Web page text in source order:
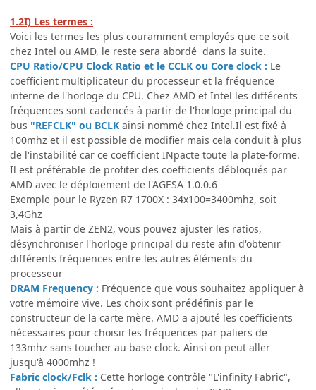
1.2I) Les termes :
Voici les termes les plus couramment employés que ce soit
chez Intel ou AMD, le reste sera abordé dans la suite.
CPU Ratio/CPU Clock Ratio et le CCLK ou Core clock : Le
coefficient multiplicateur du processeur et la fréquence
interne de l'horloge du CPU. Chez AMD et Intel les différents
fréquences sont cadencés à partir de l'horloge principal du
bus "REFCLK" ou BCLK ainsi nommé chez Intel.Il est fixé à
100mhz et il est possible de modifier mais cela conduit à plus
de l'instabilité car ce coefficient INpacte toute la plate-forme.
Il est préférable de profiter des coefficients débloqués par
AMD avec le déploiement de l'AGESA 1.0.0.6
Exemple pour le Ryzen R7 1700X : 34x100=3400mhz, soit
3,4Ghz
Mais à partir de ZEN2, vous pouvez ajuster les ratios,
désynchroniser l'horloge principal du reste afin d'obtenir
différents fréquences entre les autres éléments du
processeur
DRAM Frequency : Fréquence que vous souhaitez appliquer à
votre mémoire vive. Les choix sont prédéfinis par le
constructeur de la carte mère. AMD a ajouté les coefficients
nécessaires pour choisir les fréquences par paliers de
133mhz sans toucher au base clock. Ainsi on peut aller
jusqu'à 4000mhz !
Fabric clock/Fclk : Cette horloge contrôle "L'infinity Fabric",